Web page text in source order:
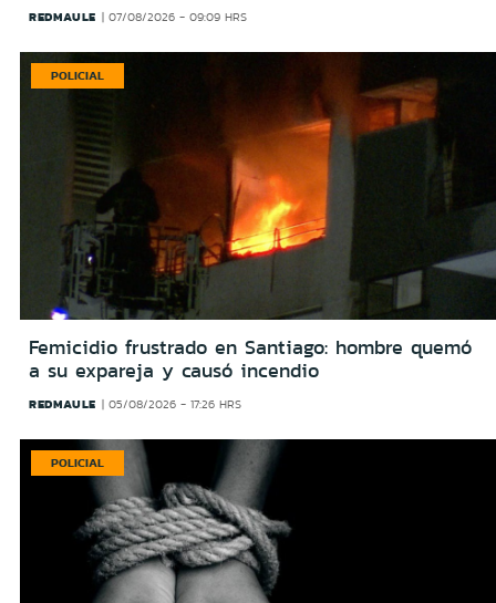
REDMAULE 07/08/2026 - 09:09 HRS
POLICIAL
Femicidio frustrado en Santiago: hombre quemó
a su expareja y causó incendio
REDMAULE 05/08/2026 - 17:26 HRS
POLICIAL